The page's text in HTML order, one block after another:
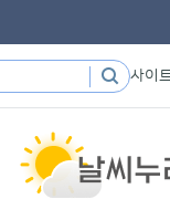
사이